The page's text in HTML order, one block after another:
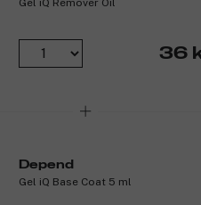
Gel iQ Remover Oil
36
Depend
Gel iQ Base Coat 5 ml